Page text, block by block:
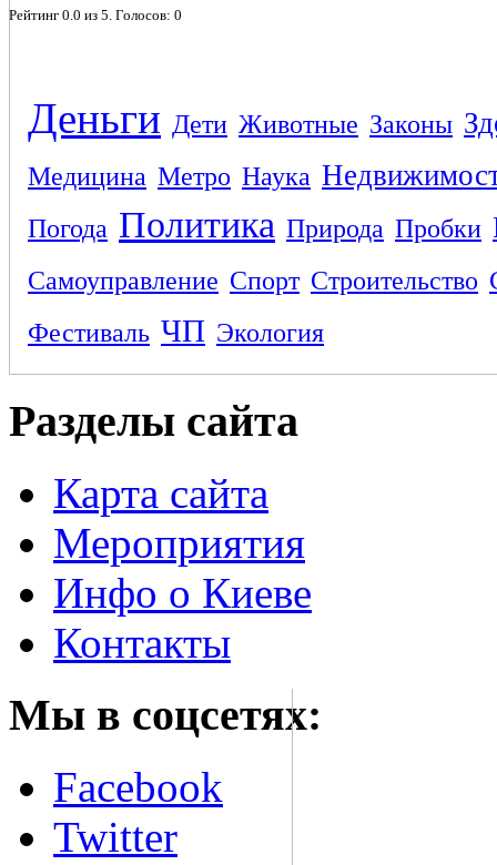
Рейтинг 0.0 из 5. Голосов: 0
Деньги Дети Животные Законы
Медицина Метро Наука
Погода Политика Природа Пробки
Самоуправление Спорт Строительство
Фестиваль ЧП Экология
Разделы сайта
Карта сайта
Мероприятия
Инфо о Киеве
Контакты
Мы в соцсетях:
Facebook
Twitter